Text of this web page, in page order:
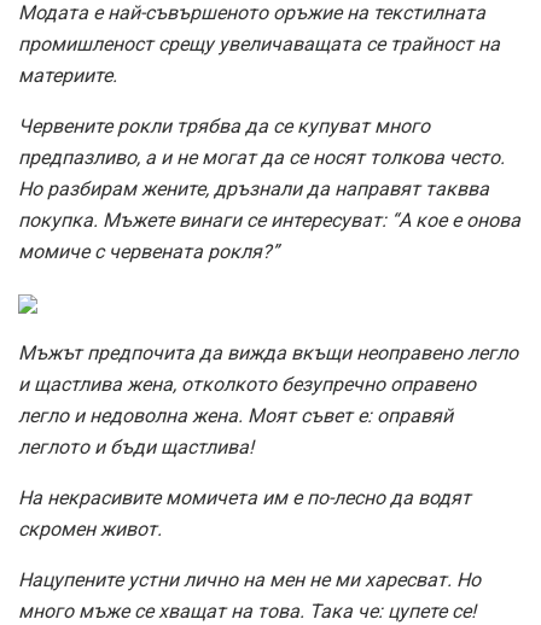
Модата е най-съвършеното оръжие на текстилната
промишленост срещу увеличаващата се трайност на
материите.
Червените рокли трябва да се купуват много
предпазливо, а и не могат да се носят толкова често.
Но разбирам жените, дръзнали да направят таквва
покупка. Мъжете винаги се интересуват: “А кое е онова
момиче с червената рокля?”
Мъжът предпочита да вижда вкъщи неоправено легло
и щастлива жена, отколкото безупречно оправено
легло и недоволна жена. Моят съвет е: оправяй
леглото и бъди щастлива!
На некрасивите момичета им е по-лесно да водят
скромен живот.
Нацупените устни лично на мен не ми харесват. Но
много мъже се хващат на това. Така че: цупете се!